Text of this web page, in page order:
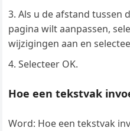
Als u de afstand tussen
pagina wilt aanpassen,
wijzigingen aan en
Selecteer OK.
Hoe een tekstvak
Word: Hoe een tekstvak